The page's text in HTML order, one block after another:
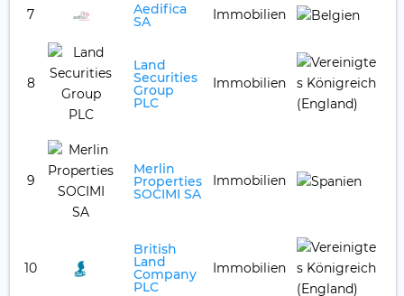
7 Aedifica
SA Immobilien
8
Land
Securities
Group
PLC
Immobilien
9
Merlin
Properties
SOCIMI SA
Immobilien
10
British
Land
Company
PLC
Immobilien